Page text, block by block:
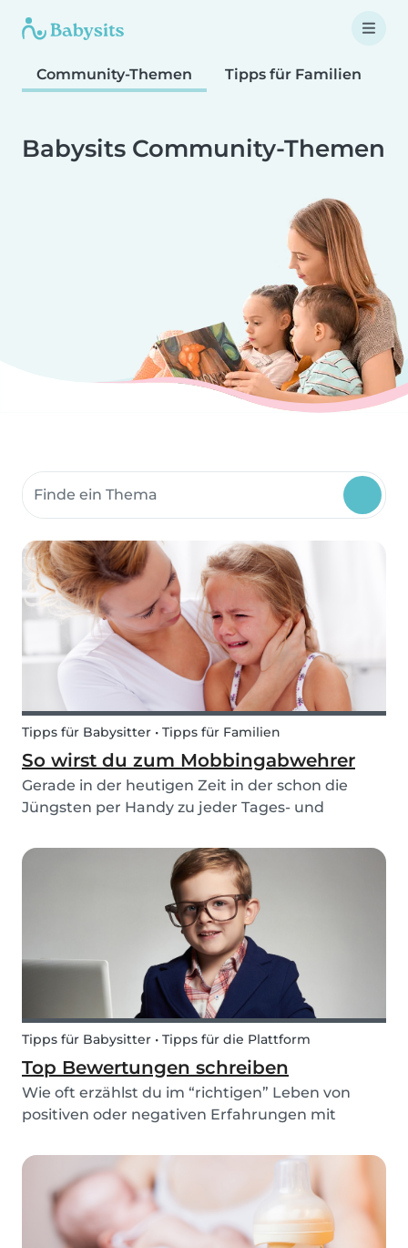
Community-Themen Tipps für Familien
Babysits Community-Themen
Suche Community-Themen
Tipps für Babysitter • Tipps für Familien
So wirst du zum Mobbingabwehrer
Gerade in der heutigen Zeit in der schon die
Jüngsten per Handy zu jeder Tages- und
verbunden sind, wird Mobbing ein immer
heikleres und vor allem schwer kontrollierbares
Thema. Bei Nichtbeachtu...
Tipps für Babysitter • Tipps für die Plattform
Top Bewertungen schreiben
Wie oft erzählst du im “richtigen” Leben von
positiven oder negativen Erfahrungen mit
Verkäufer im Supermarkt oder die überaus
zuvorkommende Dame, die dir beim Einsteigen
in den Bus mit dem Ki...